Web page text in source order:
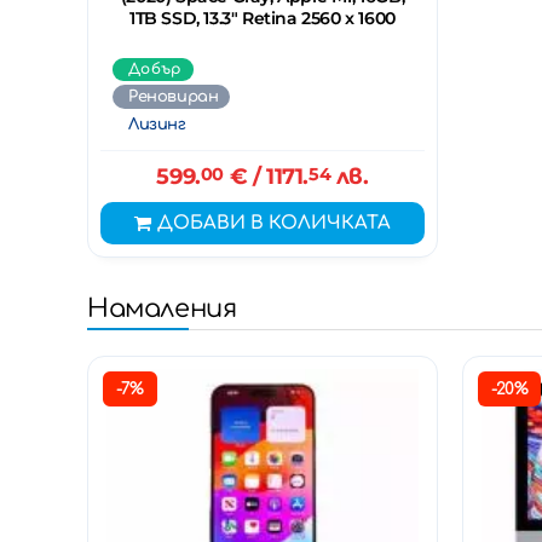
1TB SSD, 13.3" Retina 2560 x 1600
Добър
Реновиран
Лизинг
599.00€ / 1171.54лв.
ДОБАВИ В КОЛИЧКАТА
Намаления
-7% -20%